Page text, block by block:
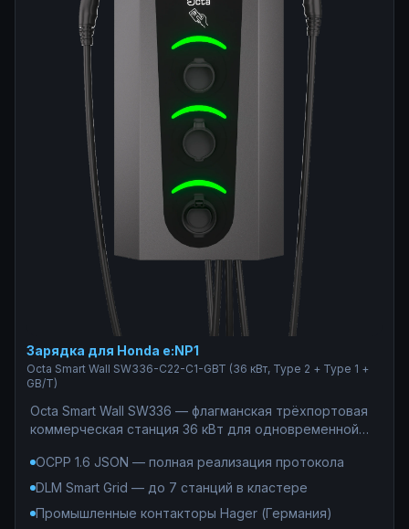
Зарядка для Honda e:NP1
Octa Smart Wall SW336-С22-C1-GBT (36 кВт, Type 2 + Type 1 +
GB/T)
Octa Smart Wall SW336 — флагманская трёхпортовая
коммерческая станция 36 кВт для одновременной
Европы (Type 2, 22 кВт) и США (Type 1, 7,4 кВт) — без
каких-либо переходников. Единственное решение
парка электромобилей: OCPP 1.6 JSON, DLM до 7
OCPP 1.6 JSON — полная реализация протокола
DLM Smart Grid — до 7 станций в кластере
Промышленные контакторы Hager (Германия)